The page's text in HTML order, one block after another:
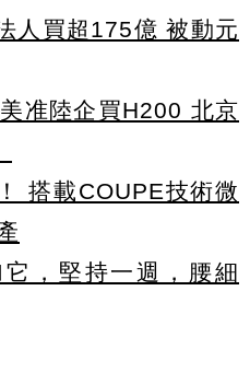
人買超175億 被動元
准陸企買H200 北京
搭載COUPE技術微
，堅持一週，腰細